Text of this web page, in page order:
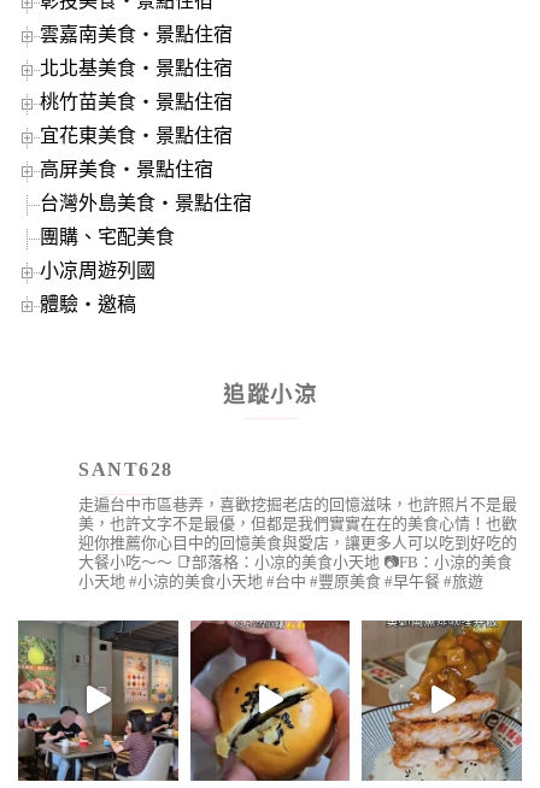
雲嘉南美食‧景點住宿
北北基美食‧景點住宿
桃竹苗美食‧景點住宿
宜花東美食‧景點住宿
高屏美食‧景點住宿
台灣外島美食‧景點住宿
團購、宅配美食
小凉周遊列國
體驗‧邀稿
追蹤小涼
SANT628
走遍台中市區巷弄，喜歡挖掘老店的回憶滋味，也許照片不是最
美，也許文字不是最優，但都是我們實實在在的美食心情！也歡
迎你推薦你心目中的回憶美食與愛店，讓更多人可以吃到好吃的
大餐小吃～～ 📑部落格：小凉的美食小天地 📷FB：小涼的美食
小天地 #小涼的美食小天地 #台中 #豐原美食 #早午餐 #旅遊